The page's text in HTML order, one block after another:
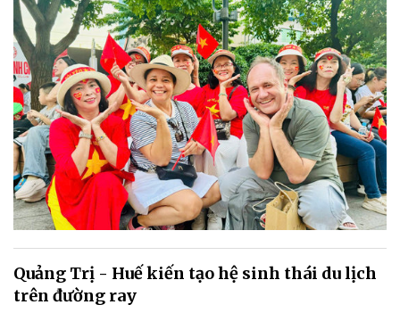
Quảng Trị - Huế kiến tạo hệ sinh thái du lịch
trên đường ray